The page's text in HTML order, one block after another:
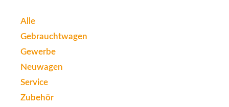
Alle
Gebrauchtwagen
Gewerbe
Neuwagen
Service
Zubehör